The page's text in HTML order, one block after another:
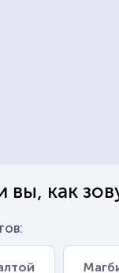
вы, как